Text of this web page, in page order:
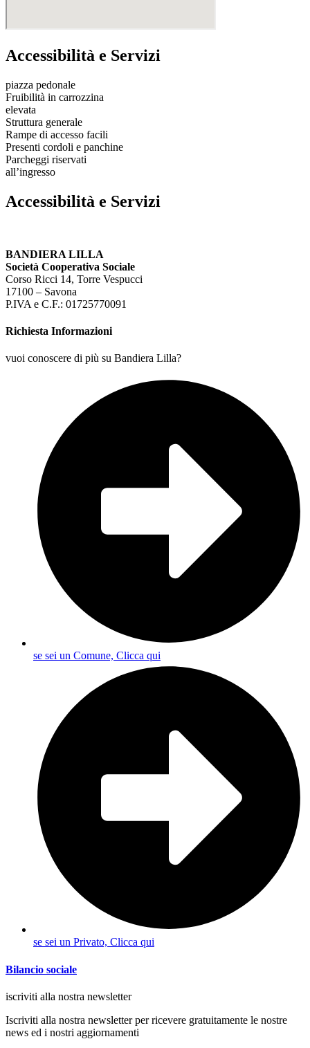
Accessibilità e Servizi
piazza pedonale
Fruibilità in carrozzina
elevata
Struttura generale
Rampe di accesso facili
Presenti cordoli e panchine
Parcheggi riservati
all’ingresso
Accessibilità e Servizi
BANDIERA LILLA
Società Cooperativa Sociale
Corso Ricci 14, Torre Vespucci
17100 – Savona
P.IVA e C.F.: 01725770091
Richiesta Informazioni
vuoi conoscere di più su Bandiera Lilla?
se sei un Comune, Clicca qui
se sei un Privato, Clicca qui
Bilancio sociale
iscriviti alla nostra newsletter
Iscriviti alla nostra newsletter per ricevere gratuitamente le nostre
news ed i nostri aggiornamenti